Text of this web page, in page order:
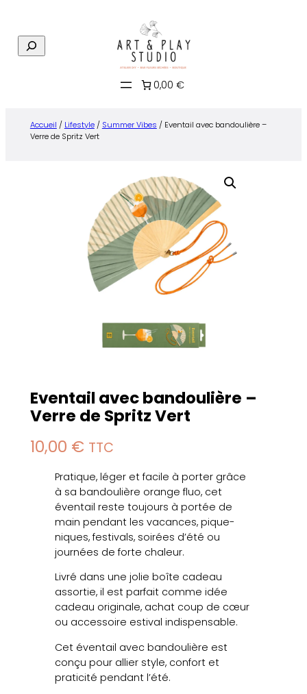
contenu
R
e
0,00 €
Accueil / Lifestyle/ Summer Vibes / Eventail avec bandoulière –
Verre de Spritz Vert
Eventail avec bandoulière –
Verre de Spritz Vert
10,00 € TTC
Pratique, léger et facile à porter grâce
à sa bandoulière orange fluo, cet
éventail reste toujours à portée de
main pendant les vacances, pique-
niques, festivals, soirées d’été ou
journées de forte chaleur.
Livré dans une jolie boîte cadeau
assortie, il est parfait comme idée
cadeau originale, achat coup de cœur
ou accessoire estival indispensable.
Cet éventail avec bandoulière est
conçu pour allier style, confort et
praticité pendant l’été.